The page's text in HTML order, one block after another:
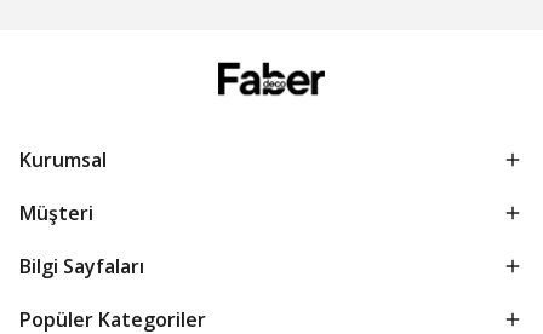
Kurumsal
Müşteri
Bilgi Sayfaları
Popüler Kategoriler